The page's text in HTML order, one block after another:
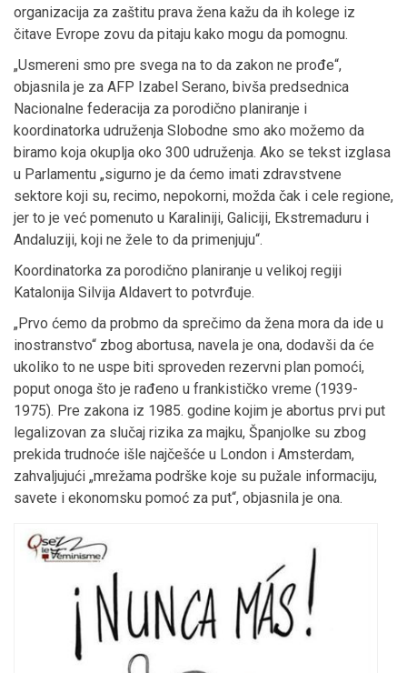
organizacija za zaštitu prava žena kažu da ih kolege iz
čitave Evrope zovu da pitaju kako mogu da pomognu.
„Usmereni smo pre svega na to da zakon ne prođe“,
objasnila je za AFP Izabel Serano, bivša predsednica
Nacionalne federacija za porodično planiranje i
koordinatorka udruženja Slobodne smo ako možemo da
biramo koja okuplja oko 300 udruženja. Ako se tekst izglasa
u Parlamentu „sigurno je da ćemo imati zdravstvene
sektore koji su, recimo, nepokorni, možda čak i cele regione,
jer to je već pomenuto u Karaliniji, Galiciji, Ekstremaduru i
Andaluziji, koji ne žele to da primenjuju“.
Koordinatorka za porodično planiranje u velikoj regiji
Katalonija Silvija Aldavert to potvrđuje.
„Prvo ćemo da probmo da sprečimo da žena mora da ide u
inostranstvo“ zbog abortusa, navela je ona, dodavši da će
ukoliko to ne uspe biti sproveden rezervni plan pomoći,
poput onoga što je rađeno u frankističko vreme (1939-
1975). Pre zakona iz 1985. godine kojim je abortus prvi put
legalizovan za slučaj rizika za majku, Španjolke su zbog
prekida trudnoće išle najčešće u London i Amsterdam,
zahvaljujući „mrežama podrške koje su pužale informaciju,
savete i ekonomsku pomoć za put“, objasnila je ona.